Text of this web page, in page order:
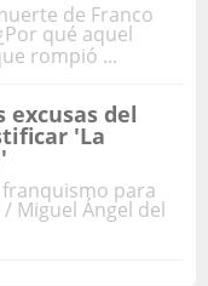
de Franco
qué aquel
rompió ...
excusas del
'La
para
Miguel Ángel del